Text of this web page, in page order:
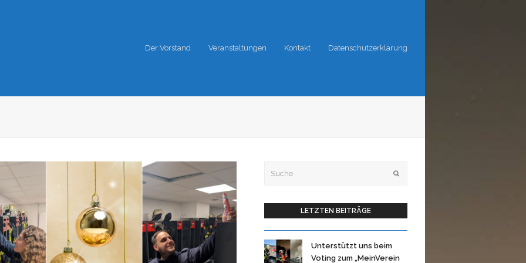
Der Vorstand Veranstaltungen Kontakt Datenschutzerklärung
LETZTEN BEITRÄGE
Unterstützt uns beim
Voting zum „MeinVerein